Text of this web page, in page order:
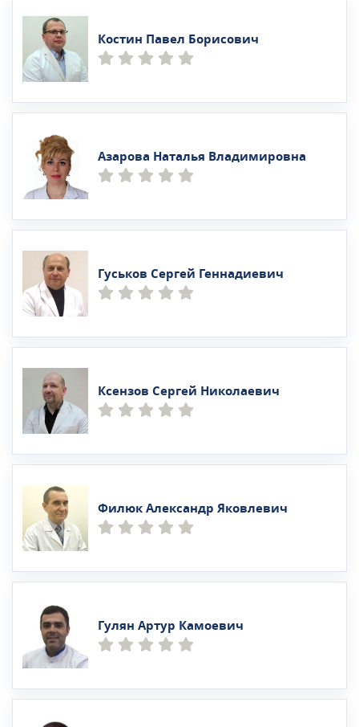
Костин Павел Борисович
Азарова Наталья Владимировна
Гуськов Сергей Геннадиевич
Ксензов Сергей Николаевич
Филюк Александр Яковлевич
Гулян Артур Камоевич